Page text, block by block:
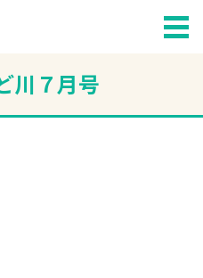
川７月号